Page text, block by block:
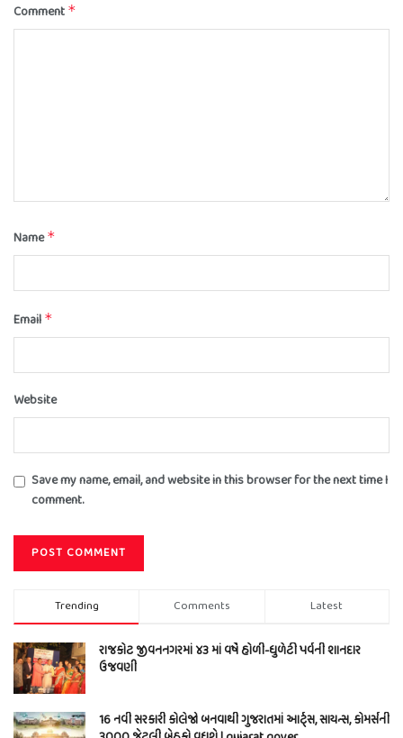
Comment *
Name*
Email *
Website
Save my name, email, and website in this browser for the next time I
comment.
Trending Comments Latest
રાજકોટ જીવનનગરમાં ૪૩ માં વર્ષે હોળી-ધુળેટી પર્વની શાનદાર
ઉજવણી
16 નવી સરકારી કોલેજો બનવાથી ગુજરાતમાં આર્ટ્સ, સાયન્સ, કોમર્સની